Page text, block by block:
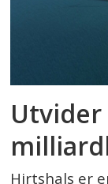
Hirtshals er